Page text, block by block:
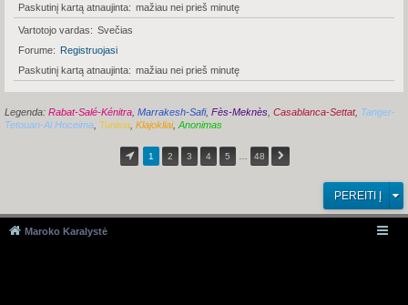
Paskutinį kartą atnaujinta
mažiau nei prieš minutę
Vartotojo vardas
Svečias
Forume
Registruojasi
Paskutinį kartą atnaujinta
mažiau nei prieš minutę
Legenda: Rabat-Salé-Kénitra Marrakesh-Safi, Fès-Meknès Casablanca-Settat, Tanger-
Tetouan-Al Hoceima Tunisia Klajokliai, Anonimas
1 2 3 4 5 48
PEREITI Į
Maroko Karalystė